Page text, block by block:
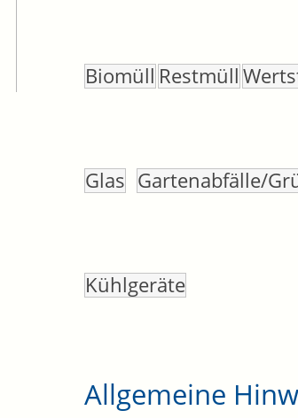
Biomüll Restmüll
Glas Gartenabfälle/
Kühlgeräte
Allgemeine